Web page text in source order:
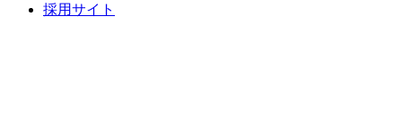
採用サイト